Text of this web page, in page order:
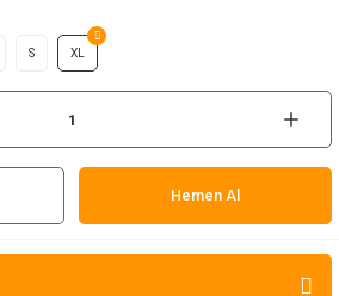
S XL
Hemen Al